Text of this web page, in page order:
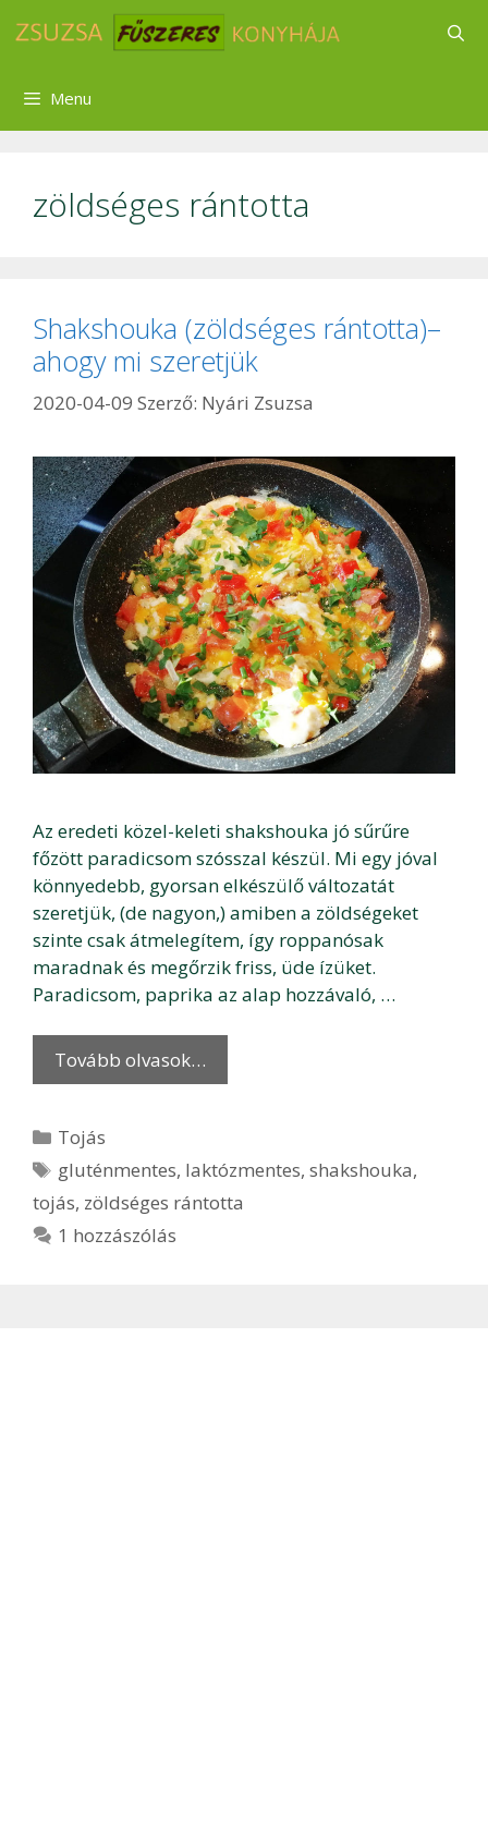
Menu
zöldséges rántotta
Shakshouka (zöldséges rántotta)–
ahogy mi szeretjük
2020-04-09 Szerző: Nyári Zsuzsa
Az eredeti közel-keleti shakshouka jó sűrűre
főzött paradicsom szósszal készül. Mi egy jóval
könnyedebb, gyorsan elkészülő változatát
szeretjük, (de nagyon,) amiben a zöldségeket
szinte csak átmelegítem, így roppanósak
maradnak és megőrzik friss, üde ízüket.
Paradicsom, paprika az alap hozzávaló, …
Tovább olvasok…
Kategória
Tojás
Címkék
gluténmentes, laktózmentes,shakshouka,
tojás, zöldséges rántotta
1 hozzászólás